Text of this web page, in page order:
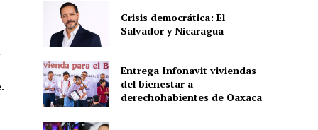
Crisis democrática: El
Salvador y Nicaragua
Entrega Infonavit viviendas
del bienestar a
derechohabientes de Oaxaca